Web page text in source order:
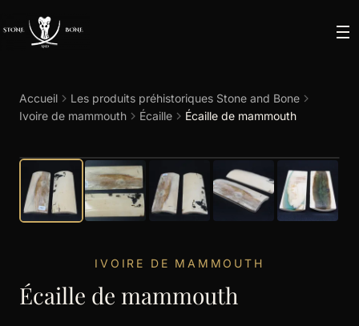
Accueil
Les produits préhistoriques Stone and Bone
Ivoire de mammouth
Écaille Écaille de mammouth
IVOIRE DE MAMMOUTH
Écaille de mammouth